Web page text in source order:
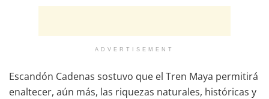
ADVERTISEMENT
Escandón Cadenas sostuvo que el Tren Maya permitirá
enaltecer, aún más, las riquezas naturales, históricas y